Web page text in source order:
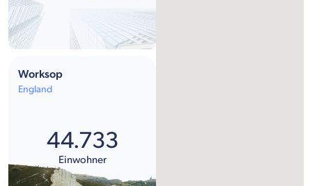
Worksop
England
44.733
Einwohner